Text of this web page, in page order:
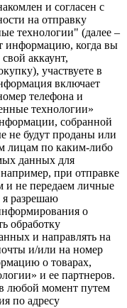
и согласен с
на отправку
технологии" (далее –
информацию, когда вы
аккаунт,
участвуете в
включает
телефона и
технологии»
собранной
не будут проданы или
лицам по каким-либо
данных для
при отправке
и не передаем личные
разрешаю
о
обработку
и направлять на
и/или на номер
о товарах,
и ее партнеров.
любой момент путем
по адресу